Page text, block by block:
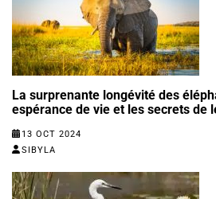
La surprenante longévité des
espérance de vie et les secrets de
13 OCT 2024
SIBYLA